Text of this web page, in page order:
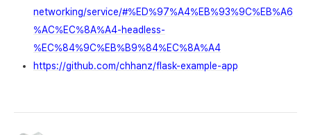
networking/service/#%ED%97%A4%EB%93%9C%EB%A6
%AC%EC%8A%A4-headless-
%EC%84%9C%EB%B9%84%EC%8A%A4
https://github.com/chhanz/flask-example-app